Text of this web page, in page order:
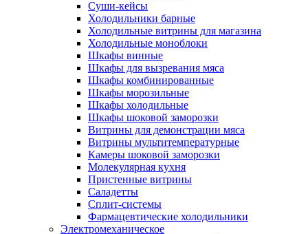
Суши-кейсы
Холодильники барные
Холодильные витрины для магазина
Холодильные моноблоки
Шкафы винные
Шкафы для вызревания мяса
Шкафы комбинированные
Шкафы морозильные
Шкафы холодильные
Шкафы шоковой заморозки
Витрины для демонстрации мяса
Витрины мультитемпературные
Камеры шоковой заморозки
Молекулярная кухня
Пристенные витрины
Саладетты
Сплит-системы
Фармацевтические холодильники
Электромеханическое